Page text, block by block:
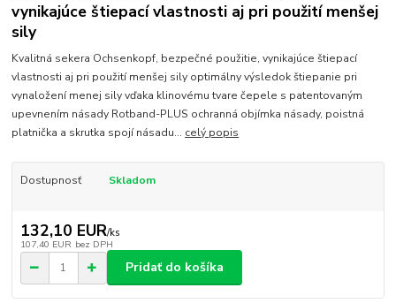
vynikajúce štiepací vlastnosti aj pri použití menšej
sily
Kvalitná sekera Ochsenkopf, bezpečné použitie, vynikajúce štiepací
vlastnosti aj pri použití menšej sily optimálny výsledok štiepanie pri
vynaložení menej sily vďaka klinovému tvare čepele s patentovaným
upevnením násady Rotband-PLUS ochranná objímka násady, poistná
platnička a skrutka spojí násadu... celý popis
Dostupnosť Skladom
132,10 EUR/ks
107,40 EUR bez DPH
Pridať do košíka